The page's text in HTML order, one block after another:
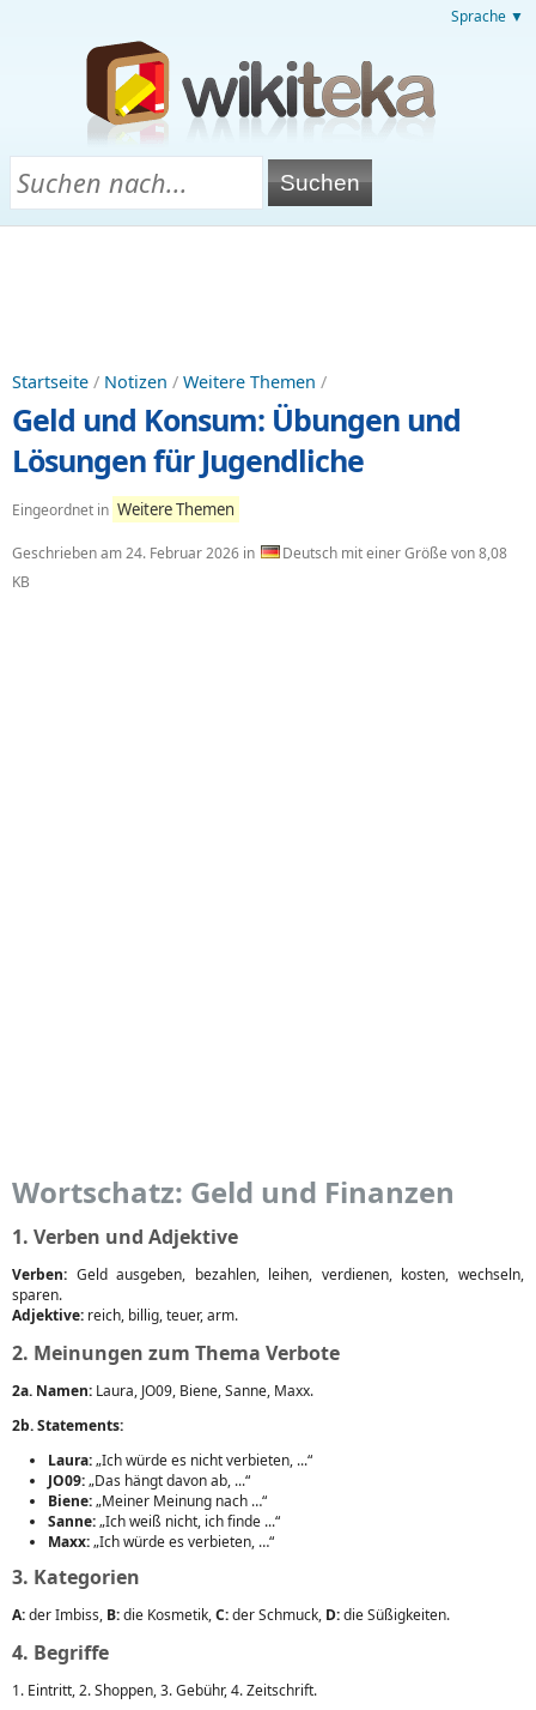
Sprache ▼
Startseite / Notizen / Weitere Themen /
Geld und Konsum: Übungen und
Lösungen für Jugendliche
Eingeordnet in Weitere Themen
Geschrieben am24. Februar 2026 in
Deutsch mit einer Größe von 8,08
KB
Wortschatz: Geld und Finanzen
1. Verben und Adjektive
Verben: Geld ausgeben, bezahlen, leihen, verdienen, kosten, wechseln,
sparen.
Adjektive: reich, billig, teuer, arm.
2. Meinungen zum Thema Verbote
2a. Namen: Laura, JO09, Biene, Sanne, Maxx.
2b. Statements:
Laura:„Ich würde es nicht verbieten, ...“
JO09:„Das hängt davon ab, ...“
Biene:„Meiner Meinung nach …“
Sanne:„Ich weiß nicht, ich finde ...“
Maxx:„Ich würde es verbieten, …“
3. Kategorien
A:der Imbiss, B:die Kosmetik,C:der Schmuck, D:die Süßigkeiten.
4. Begriffe
1. Eintritt, 2. Shoppen, 3. Gebühr, 4. Zeitschrift.